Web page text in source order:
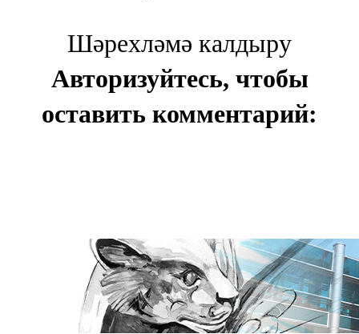
Шәрехләмә калдыру
Авторизуйтесь, чтобы
оставить комментарий: